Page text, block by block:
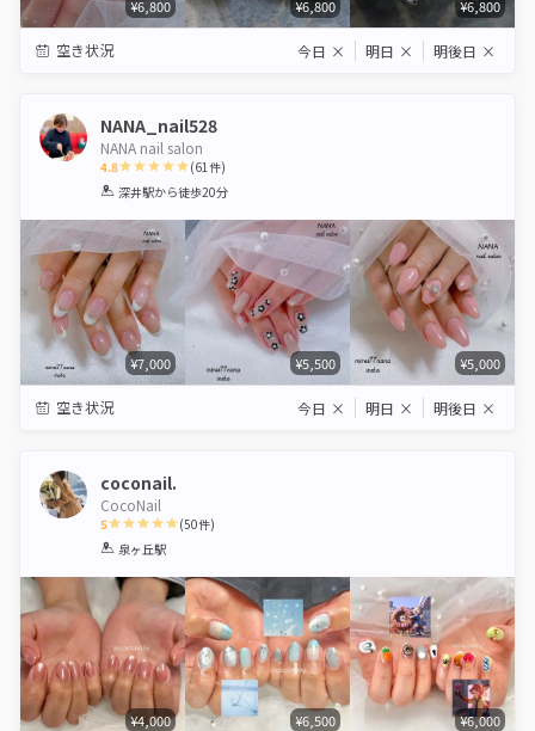
¥6,800 ¥6,800 ¥6,800
空き状況 今日 × 明日 × 明後日 ×
NANA_nail528
NANA nail salon
4.8
1 2 3 4 5
(61件)
深井駅から徒歩20分
¥7,000 ¥5,500 ¥5,000
空き状況 今日 × 明日 × 明後日 ×
coconail.
CocoNail
5
1 2 3 4 5
(50件)
泉ヶ丘駅
¥4,000 ¥6,500 ¥6,000